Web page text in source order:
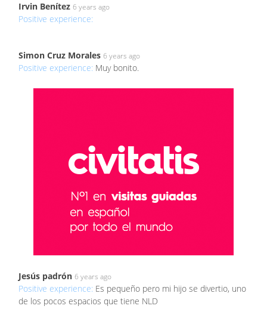
Irvin Benítez 6 years ago
Positive experience:
Simon Cruz Morales 6 years ago
Positive experience: Muy bonito.
Jesús padrón 6 years ago
Positive experience: Es pequeño pero mi hijo se divertio, uno
de los pocos espacios que tiene NLD